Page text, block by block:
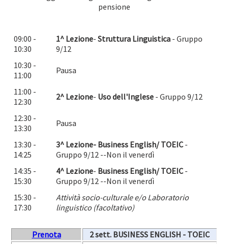
pensione
09:00 -
10:30
1^ Lezione- Struttura Linguistica - Gruppo
9/12
10:30 -
11:00
Pausa
11:00 -
12:30
2^ Lezione- Uso dell'Inglese - Gruppo 9/12
12:30 -
13:30
Pausa
13:30 -
14:25
3^ Lezione- Business English/ TOEIC -
Gruppo 9/12 --Non il venerdì
14:35 -
15:30
4^ Lezione- Business English/ TOEIC -
Gruppo 9/12 --Non il venerdì
15:30 -
17:30
Attività socio-culturale e/o Laboratorio
linguistico (facoltativo)
Prenota 2 sett. BUSINESS ENGLISH - TOEIC